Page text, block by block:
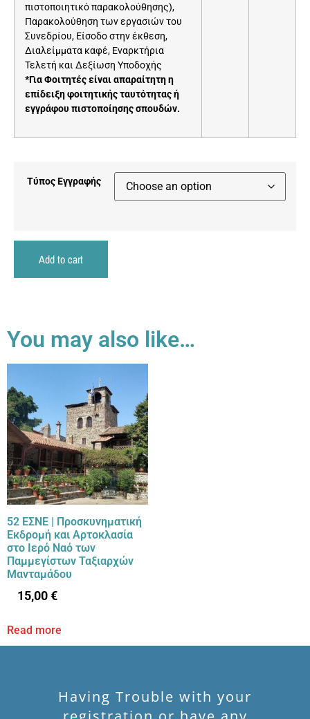
πιστοποιητικό παρακολούθησης),
Παρακολούθηση των εργασιών του
Συνεδρίου, Είσοδο στην έκθεση,
Διαλείμματα καφέ, Εναρκτήρια
Τελετή και Δεξίωση Υποδοχής
*Για Φοιτητές είναι απαραίτητη η
επίδειξη φοιτητικής ταυτότητας ή
εγγράφου πιστοποίησης σπουδών.
Τύπος Εγγραφής
Add to cart
You may also like…
52 ΕΣΝΕ | Προσκυνηματική
Εκδρομή και Αρτοκλασία
στο Ιερό Ναό των
Παμμεγίστων Ταξιαρχών
Μανταμάδου
15,00€
Read more
Having Trouble with your